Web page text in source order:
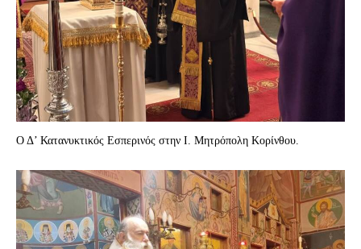
Ο Δ’ Κατανυκτικός Εσπερινός στην Ι. Μητρόπολη Κορίνθου.